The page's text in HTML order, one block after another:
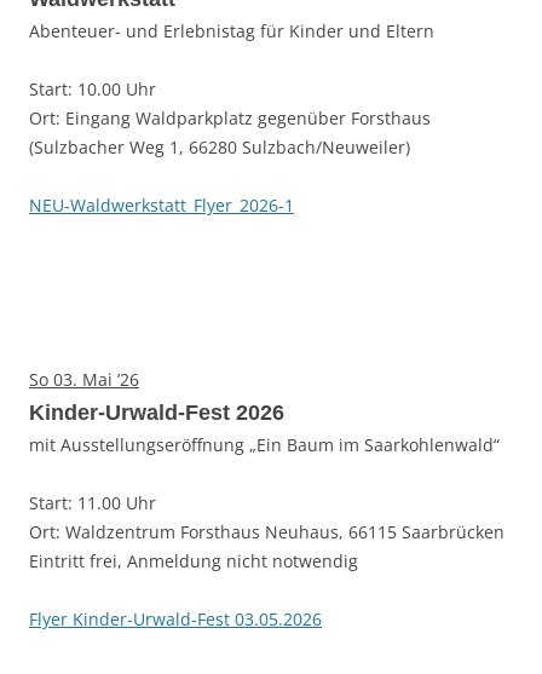
Abenteuer- und Erlebnistag für Kinder und Eltern
Start: 10.00 Uhr
Ort: Eingang Waldparkplatz gegenüber Forsthaus
(Sulzbacher Weg 1, 66280 Sulzbach/Neuweiler)
NEU-Waldwerkstatt_Flyer_2026-1
So 03. Mai ’26
Kinder-Urwald-Fest 2026
mit Ausstellungseröffnung „Ein Baum im Saarkohlenwald“
Start: 11.00 Uhr
Ort: Waldzentrum Forsthaus Neuhaus, 66115 Saarbrücken
Eintritt frei, Anmeldung nicht notwendig
Flyer Kinder-Urwald-Fest 03.05.2026